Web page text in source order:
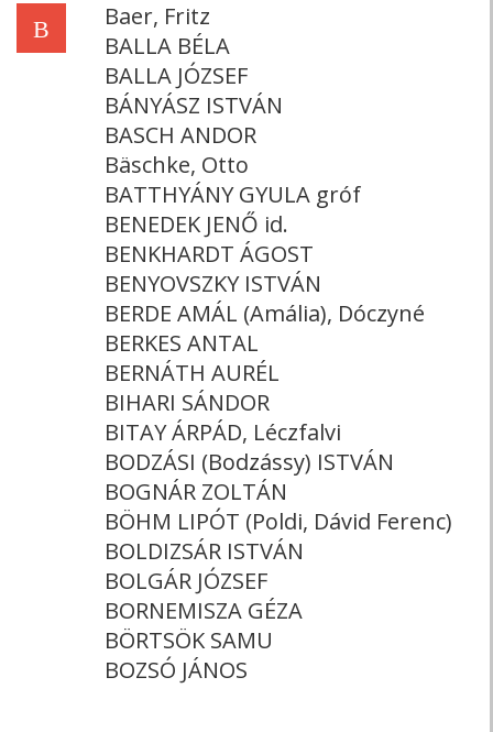
B
Baer, Fritz
BALLA BÉLA
BALLA JÓZSEF
BÁNYÁSZ ISTVÁN
BASCH ANDOR
Bäschke, Otto
BATTHYÁNY GYULA gróf
BENEDEK JENŐ id.
BENKHARDT ÁGOST
BENYOVSZKY ISTVÁN
BERDE AMÁL (Amália), Dóczyné
BERKES ANTAL
BERNÁTH AURÉL
BIHARI SÁNDOR
BITAY ÁRPÁD, Léczfalvi
BODZÁSI (Bodzássy) ISTVÁN
BOGNÁR ZOLTÁN
BÖHM LIPÓT (Poldi, Dávid Ferenc)
BOLDIZSÁR ISTVÁN
BOLGÁR JÓZSEF
BORNEMISZA GÉZA
BÖRTSÖK SAMU
BOZSÓ JÁNOS